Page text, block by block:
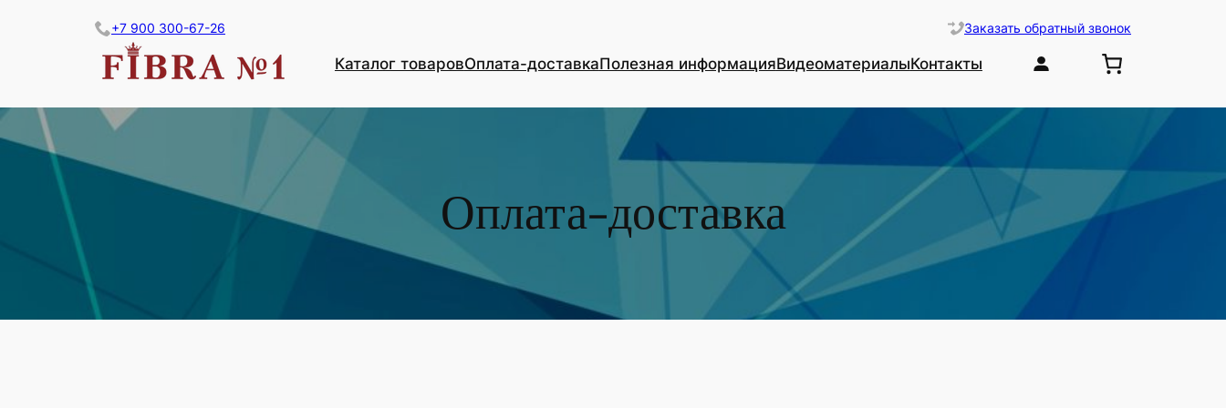
содержимому
+7 900 300-67-26 Заказать обратный звонок
Каталог товаровОплата-доставкаПолезная информацияВидеоматериалыКонтакты
Оплата-доставка